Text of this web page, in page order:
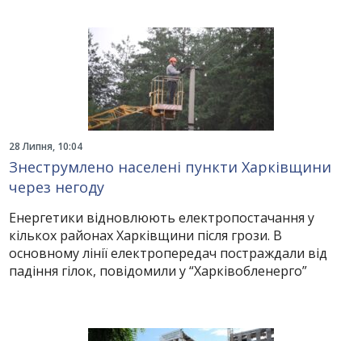
28 Липня, 10:04
Знеструмлено населені пункти Харківщини
через негоду
Енергетики відновлюють електропостачання у
кількох районах Харківщини після грози. В
основному лінії електропередач постраждали від
падіння гілок, повідомили у “Харківобленерго”